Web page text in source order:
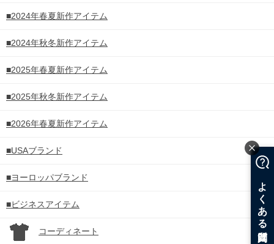
■2024年春夏新作アイテム
■2024年秋冬新作アイテム
■2025年春夏新作アイテム
■2025年秋冬新作アイテム
■2026年春夏新作アイテム
■USAブランド
■ヨーロッパブランド
■ビジネスアイテム
コーディネート